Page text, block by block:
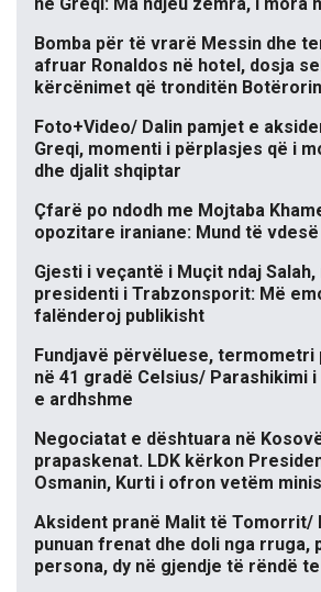
Bomba për të vrarë Messin dhe
afruar Ronaldos në hotel, dosja
kërcënimet që tronditën Botërorin
Foto+Video/ Dalin pamjet e
Greqi, momenti i përplasjes që i
dhe djalit shqiptar
Çfarë po ndodh me Mojtaba
opozitare iraniane: Mund të
Gjesti i veçantë i Muçit ndaj
presidenti i Trabzonsporit: Më
falënderoj publikisht
Fundjavë përvëluese,
në 41 gradë Celsius/ Parashikimi
e ardhshme
Negociatat e dështuara në
prapaskenat. LDK kërkon
Osmanin, Kurti i ofron vetëm
Aksident pranë Malit të Tomorrit/
punuan frenat dhe doli nga rruga,
persona, dy në gjendje të rëndë